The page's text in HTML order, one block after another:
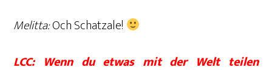
Melitta:Och Schatzale!
LCC: Wenn du etwas mit der Welt teilen